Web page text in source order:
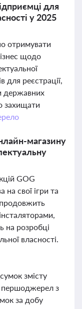
для
у 2025
отримувати
щодо
для реєстрації,
державних
захищати
магазину
GOG
на свої ігри та
продовжить
на розробці
власності.
змісту
першоджерел з
за добу